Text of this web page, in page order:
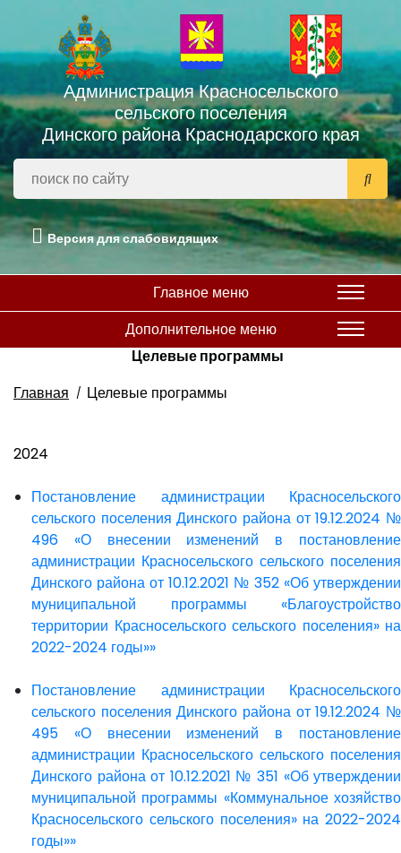
Администрация Красносельского
сельского поселения
Динского района Краснодарского края
Версия для слабовидящих
Главное меню
Дополнительное меню
Целевые программы
Главная
Целевые программы
2024
Постановление администрации Красносельского
сельского поселения Динского района от 19.12.2024 №
496 «О внесении изменений в постановление
администрации Красносельского сельского поселения
Динского района от 10.12.2021 № 352 «Об утверждении
муниципальной программы «Благоустройство
территории Красносельского сельского поселения» на
2022-2024 годы»»
Постановление администрации Красносельского
сельского поселения Динского района от 19.12.2024 №
495 «О внесении изменений в постановление
администрации Красносельского сельского поселения
Динского района от 10.12.2021 № 351 «Об утверждении
муниципальной программы «Коммунальное хозяйство
Красносельского сельского поселения» на 2022-2024
годы»»